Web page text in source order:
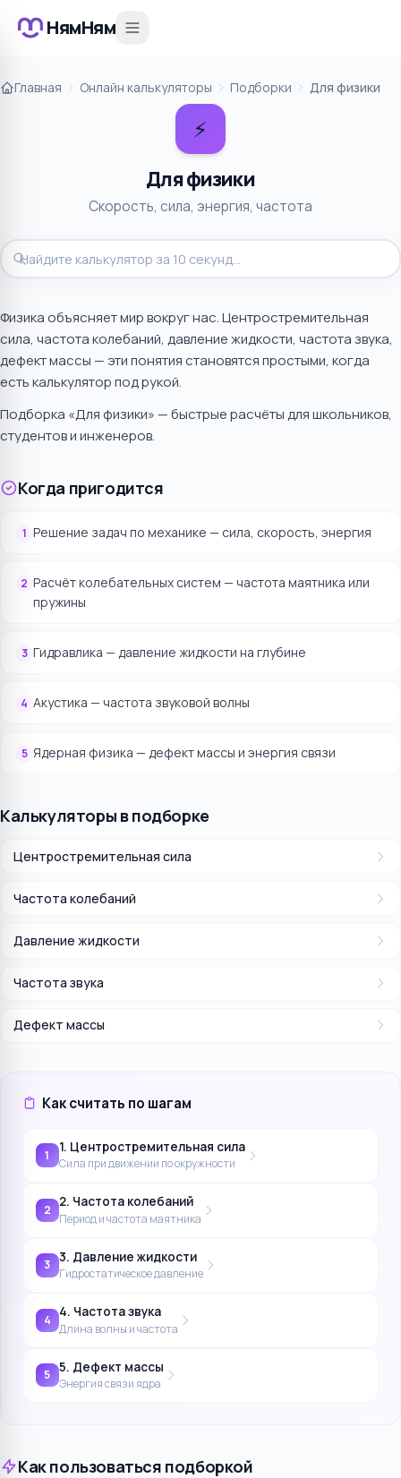
НямНям
Главная Онлайн калькуляторы Подборки Для физики
⚡
Для физики
Скорость, сила, энергия, частота
Физика объясняет мир вокруг нас. Центростремительная
сила, частота колебаний, давление жидкости, частота звука,
дефект массы — эти понятия становятся простыми, когда
есть калькулятор под рукой.
Подборка «Для физики» — быстрые расчёты для школьников,
студентов и инженеров.
Когда пригодится
1 Решение задач по механике — сила, скорость, энергия
2 Расчёт колебательных систем — частота маятника или
пружины
3 Гидравлика — давление жидкости на глубине
4 Акустика — частота звуковой волны
5 Ядерная физика — дефект массы и энергия связи
Калькуляторы в подборке
Центростремительная сила
Частота колебаний
Давление жидкости
Частота звука
Дефект массы
Как считать по шагам
1
1. Центростремительная сила
Сила при движении по окружности
2
2. Частота колебаний
Период и частота маятника
3
3. Давление жидкости
Гидростатическое давление
4
4. Частота звука
Длина волны и частота
5
5. Дефект массы
Энергия связи ядра
Как пользоваться подборкой